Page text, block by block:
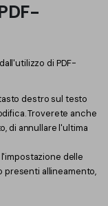
di PDF-
destro sul testo
Troverete anche
di annullare l'ultima
delle
presenti allineamento,